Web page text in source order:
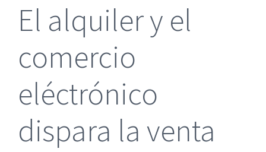
El alquiler y el
comercio
eléctrónico
dispara la venta